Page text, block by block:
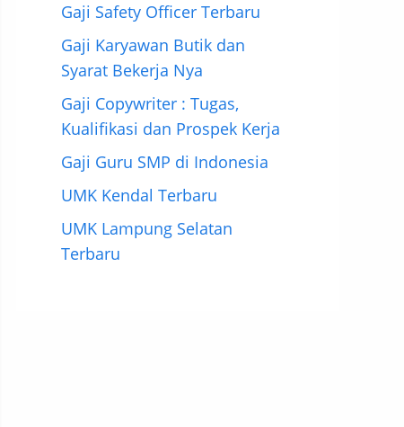
Gaji Safety Officer Terbaru
Gaji Karyawan Butik dan
Syarat Bekerja Nya
Gaji Copywriter : Tugas,
Kualifikasi dan Prospek Kerja
Gaji Guru SMP di Indonesia
UMK Kendal Terbaru
UMK Lampung Selatan
Terbaru